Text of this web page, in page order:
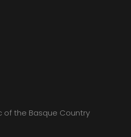
of the Basque Country